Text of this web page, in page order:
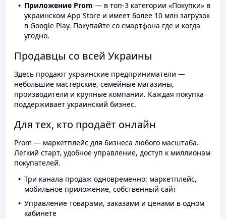
Приложение Prom — в топ-3 категории «Покупки» в
украинском App Store и имеет более 10 млн загрузок
в Google Play. Покупайте со смартфона где и когда
угодно.
Продавцы со всей Украины
Здесь продают украинские предприниматели —
небольшие мастерские, семейные магазины,
производители и крупные компании. Каждая покупка
поддерживает украинский бизнес.
Для тех, кто продаёт онлайн
Prom — маркетплейс для бизнеса любого масштаба.
Лёгкий старт, удобное управление, доступ к миллионам
покупателей.
Три канала продаж одновременно: маркетплейс,
мобильное приложение, собственный сайт
Управление товарами, заказами и ценами в одном
кабинете